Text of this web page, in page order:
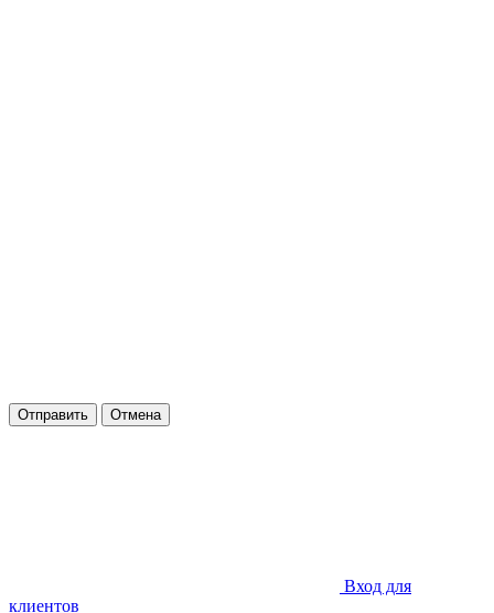
Отправить Отмена
Вход для
клиентов